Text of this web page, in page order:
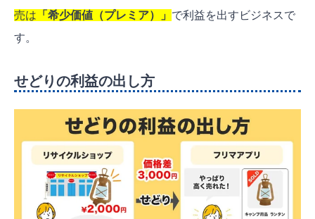
売は 「 希少価値（プレミア） 」 で利益を出すビジネスで
す。
せどりの利益の出し方